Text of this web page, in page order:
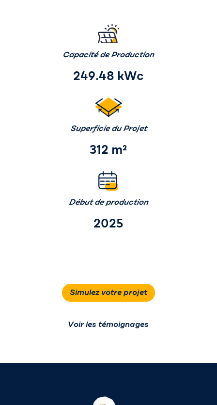
Capacité de Production
249.48 kWc
Superficie du Projet
312 m²
Début de production
2025
Simulez votre projet
Voir les témoignages